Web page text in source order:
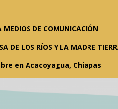
MEDIOS DE COMUNICACIÓN
DE LOS RÍOS Y LA MADRE
en Acacoyagua, Chiapas